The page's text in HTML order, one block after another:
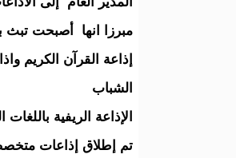
مبرزا انها أصبحت تبث
إذاعة القرآن الكريم
الشباب
الإذاعة الريفية باللغات
تم إطلاق إذاعات